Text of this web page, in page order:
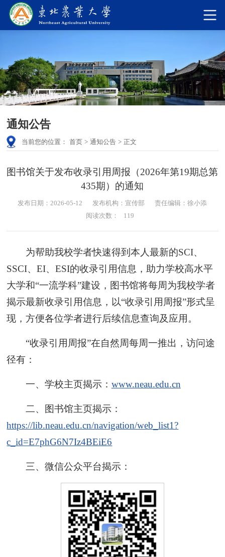
通知公告
当前您的位置： 首页 > 通知公告 > 正文
图书馆关于发布收录引用周报（2026年第19期总第
435期）的通知
发布日期：2026-05-12 发布机构：宣传部
责任编辑：徐小添
阅读次数：
119
为帮助我校学者快速得到本人最新的SCI、
SSCI、EI、ESI的收录引用信息，助力学校高水平
大学和“一流学科”建设，图书馆将每周为我校学者
揭示最新收录引用信息，以“收录引用周报”形式呈
现，方便各位学者进行后续信息查询及应用。
“收录引用周报”在自然周每周一推出，访问途
径有：
一、学校主页揭示： www.neau.edu.cn
二、图书馆主页揭示：
https://lib.neau.edu.cn/navigation/web_list1?
c_id=E7phG6N7Iz4BEiE6
三、微信公众平台揭示：